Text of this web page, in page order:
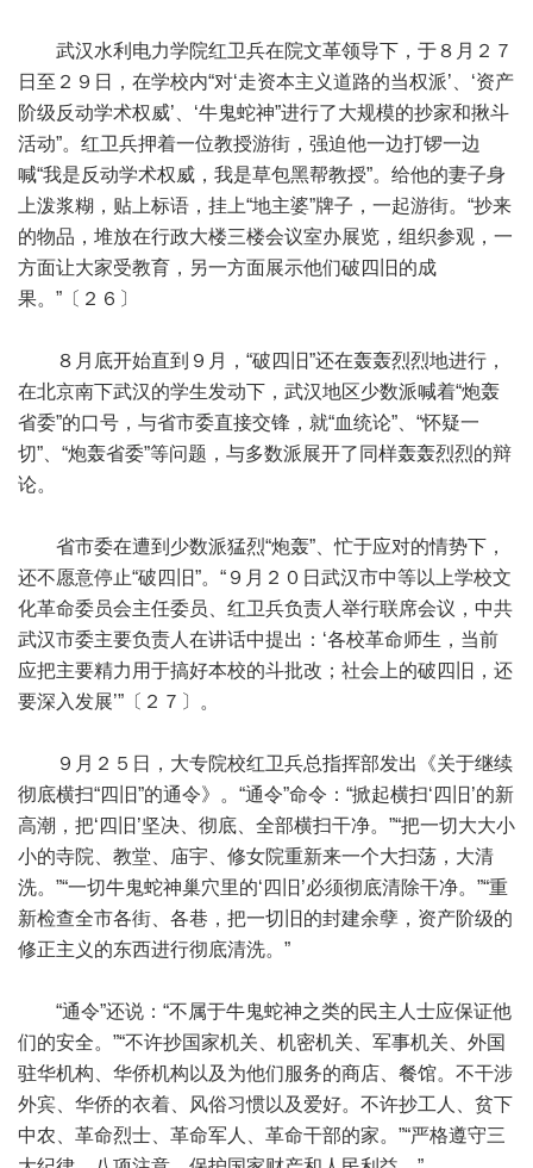
武汉水利电力学院红卫兵在院文革领导下，于８月２７
日至２９日，在学校内“对‘走资本主义道路的当权派’、‘资产
阶级反动学术权威’、‘牛鬼蛇神”进行了大规模的抄家和揪斗
活动”。红卫兵押着一位教授游街，强迫他一边打锣一边
喊“我是反动学术权威，我是草包黑帮教授”。给他的妻子身
上泼浆糊，贴上标语，挂上“地主婆”牌子，一起游街。“抄来
的物品，堆放在行政大楼三楼会议室办展览，组织参观，一
方面让大家受教育，另一方面展示他们破四旧的成
果。”〔２６〕
８月底开始直到９月，“破四旧”还在轰轰烈烈地进行，
在北京南下武汉的学生发动下，武汉地区少数派喊着“炮轰
省委”的口号，与省市委直接交锋，就“血统论”、“怀疑一
切”、“炮轰省委”等问题，与多数派展开了同样轰轰烈烈的辩
论。
省市委在遭到少数派猛烈“炮轰”、忙于应对的情势下，
还不愿意停止“破四旧”。“９月２０日武汉市中等以上学校文
化革命委员会主任委员、红卫兵负责人举行联席会议，中共
武汉市委主要负责人在讲话中提出：‘各校革命师生，当前
应把主要精力用于搞好本校的斗批改；社会上的破四旧，还
要深入发展’”〔２７〕。
９月２５日，大专院校红卫兵总指挥部发出《关于继续
彻底横扫“四旧”的通令》。“通令”命令：“掀起横扫‘四旧’的新
高潮，把‘四旧’坚决、彻底、全部横扫干净。”“把一切大大小
小的寺院、教堂、庙宇、修女院重新来一个大扫荡，大清
洗。”“一切牛鬼蛇神巢穴里的‘四旧’必须彻底清除干净。”“重
新检查全市各街、各巷，把一切旧的封建余孽，资产阶级的
修正主义的东西进行彻底清洗。”
“通令”还说：“不属于牛鬼蛇神之类的民主人士应保证他
们的安全。”“不许抄国家机关、机密机关、军事机关、外国
驻华机构、华侨机构以及为他们服务的商店、餐馆。不干涉
外宾、华侨的衣着、风俗习惯以及爱好。不许抄工人、贫下
中农、革命烈士、革命军人、革命干部的家。”“严格遵守三